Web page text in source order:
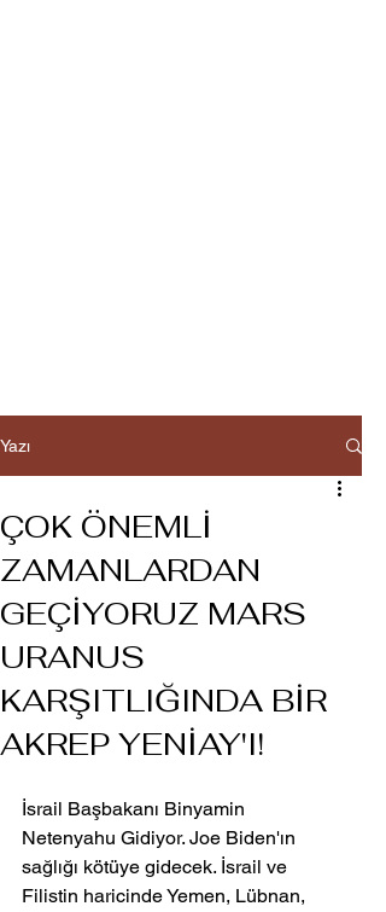
Yazı
ÇOK ÖNEMLİ
ZAMANLARDAN
GEÇİYORUZ MARS
URANUS
KARŞITLIĞINDA BİR
AKREP YENİAY'I!
İsrail Başbakanı Binyamin
Netenyahu Gidiyor. Joe Biden'ın
sağlığı kötüye gidecek. İsrail ve
Filistin haricinde Yemen, Lübnan,